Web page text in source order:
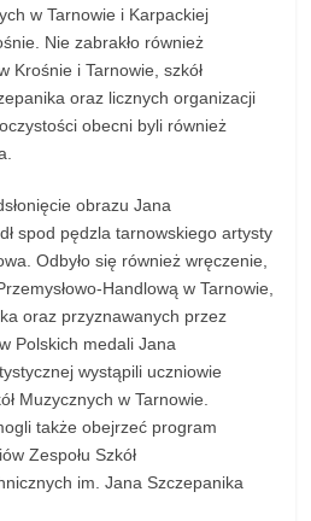
w Tarnowie i Karpackiej
Nie zabrakło również
Krośnie i Tarnowie, szkół
oraz licznych organizacji
obecni byli również
obrazu Jana
spod pędzla tarnowskiego artysty
Odbyło się również wręczenie,
Handlową w Tarnowie,
oraz przyznawanych przez
Polskich medali Jana
wystąpili uczniowie
Muzycznych w Tarnowie.
także obejrzeć program
Zespołu Szkół
im. Jana Szczepanika